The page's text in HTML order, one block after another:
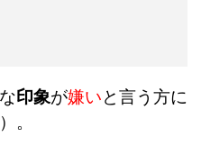
印象が嫌いと言う方に
。